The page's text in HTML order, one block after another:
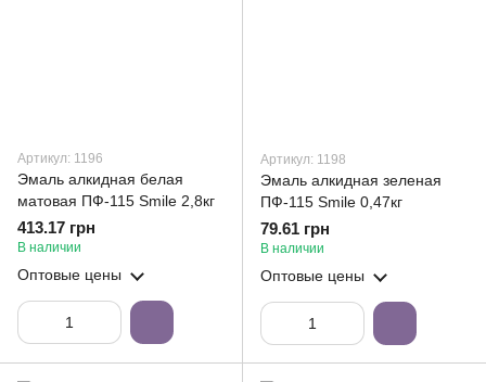
Артикул: 1196
Эмаль алкидная белая
матовая ПФ-115 Smile 2,8кг
413.17 грн
В наличии
Оптовые цены
Артикул: 1198
Эмаль алкидная зеленая
ПФ-115 Smile 0,47кг
79.61 грн
В наличии
Оптовые цены